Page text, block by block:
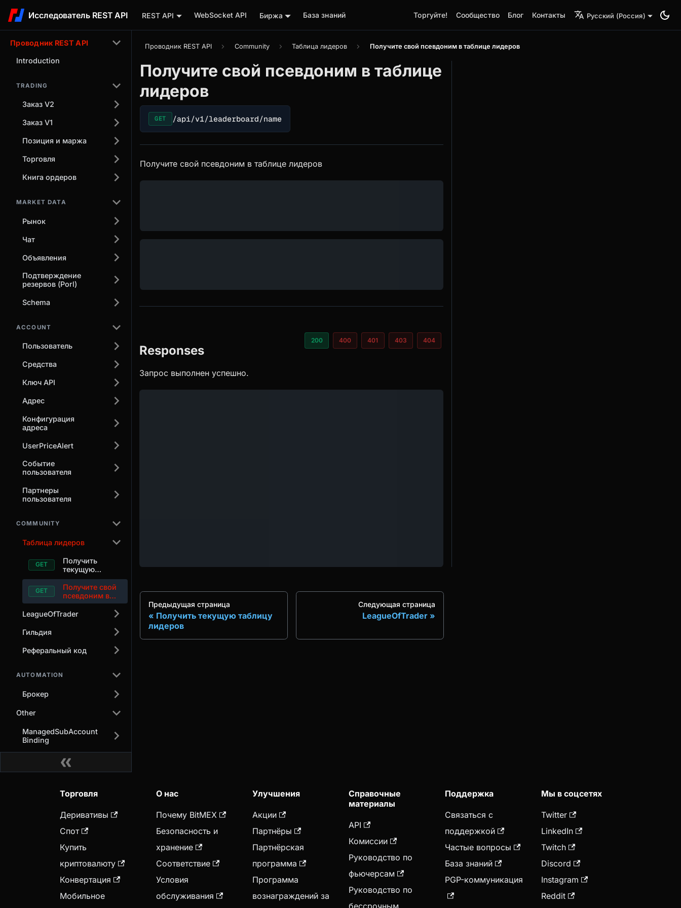
Исследователь REST API REST API WebSocket API Биржа База знаний Торгуйте! Сообщество Блог Контакты Русский (Россия)
Проводник REST API
Introduction
TRADING
Заказ V2
Заказ V1
Позиция и маржа
Торговля
Книга ордеров
MARKET DATA
Рынок
Чат
Объявления
Подтверждение
резервов (Porl)
Schema
ACCOUNT
Пользователь
Средства
Ключ API
Адрес
Конфигурация
адреса
UserPriceAlert
Событие
пользователя
Партнеры
пользователя
COMMUNITY
Таблица лидеров
Получить
текущую
таблицу
лидеров
Получите свой
псевдоним в
таблице
лидеров
LeagueOfTrader
Гильдия
Реферальный код
AUTOMATION
Брокер
Other
ManagedSubAccount
Binding
Проводник REST API Community Таблица лидеров Получите свой псевдоним в таблице лидеров
Получите свой псевдоним в таблице
лидеров
GET /api/v1/leaderboard/name
Получите свой псевдоним в таблице лидеров
Responses
200 400 401 403 404
Запрос выполнен успешно.
Предыдущая страница
Получить текущую таблицу
лидеров
Следующая страница
LeagueOfTrader
Торговля
Деривативы
Спот
Купить
криптовалюту
Конвертация
Мобильное
О нас
Почему BitMEX
Безопасность и
хранение
Соответствие
Условия
обслуживания
Улучшения
Акции
Партнёры
Партнёрская
программа
Программа
вознаграждений за
Справочные
материалы
API
Комиссии
Руководство по
фьючерсам
Руководство по
Поддержка
Связаться с
поддержкой
Частые вопросы
База знаний
PGP-коммуникация
Мы в соцсетях
Twitter
LinkedIn
Twitch
Discord
Instagram
Reddit